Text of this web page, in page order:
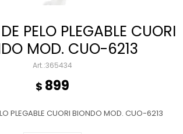
PELO PLEGABLE CUORI
MOD. CUO-6213
365434
$ 899
PLEGABLE CUORI BIONDO MOD. CUO-6213